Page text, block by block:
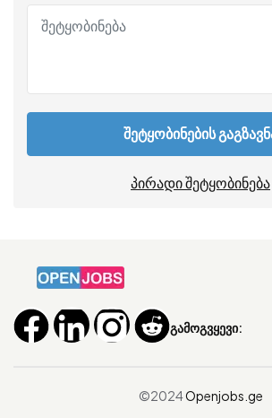
შეტყობინების
პირადი შეტყობინება
გამოგვყევი:
©2024Openjobs.ge